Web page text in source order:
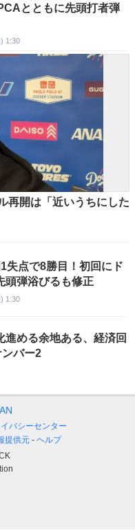
とともに先頭打者弾
1:30
再開は「近いうちにした
点で8勝目！初回にド
頭弾浴びるも修正
1:30
進める余地ある、経済回
バー2
バシーセンター
提供元
ヘルプ